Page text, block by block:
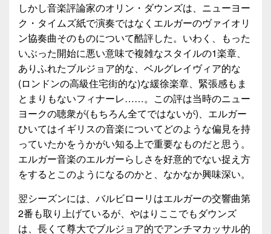
しかし音楽評論家のオリン・ダウンズは、ニューヨー
ク・タイムズ紙で演奏ではなくエルガーのヴァイオリ
ン協奏曲そのものについて酷評した。いわく、もった
いぶった開始に悪い意味で複雑なスタイルの1楽章、
ありふれたブルジョア的な、ベルグレイヴィア的な
(ロンドンの高級住宅街的な)な緩徐楽章、緊張感もま
とまりもないフィナーレ……。この評は当時のニュー
ヨークの聴衆が(もちろん全てではないが)、エルガー
ひいてはイギリスの音楽についてどのような偏見を持
っていたかをうかがい知る上で重要なものだと思う。
エルガー音楽のエルガーらしさを好意的でない捉え方
をするとこのようになるのかと、なかなか興味深い。
翌シーズンには、バルビローリはエルガーの交響曲第
2番も取り上げているが、やはりここでもダウンズ
は、長くて尊大でブルジョア的でアンチマカッサル的